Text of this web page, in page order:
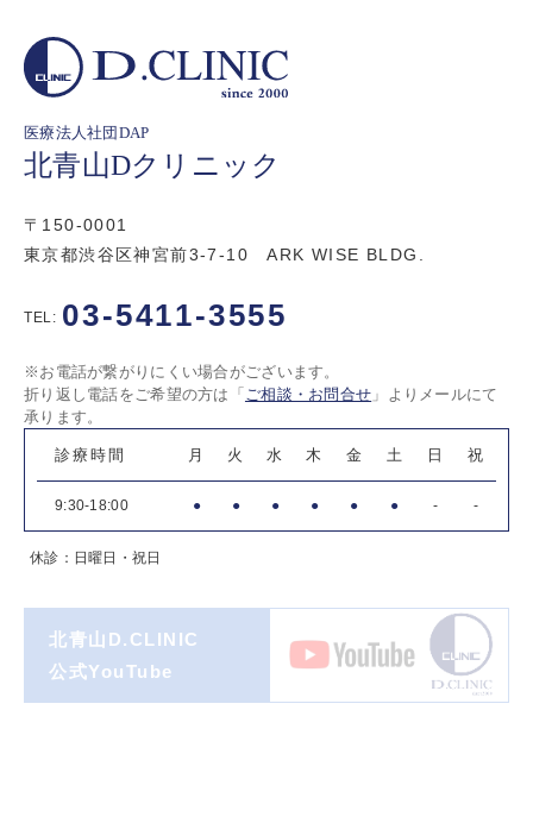
医療法人社団DAP
北青山Dクリニック
〒150-0001
東京都渋谷区神宮前3-7-10 ARK WISE BLDG.
TEL: 03-5411-3555
※お電話が繋がりにくい場合がございます。
折り返し電話をご希望の方は「 ご相談・お問合せ 」よりメールにて
承ります。
診療時間 月 火 水 木 金 土 日 祝
9:30-18:00 ● ● ● ● ● ● - -
休診：日曜日・祝日
北青山D.CLINIC
公式YouTube